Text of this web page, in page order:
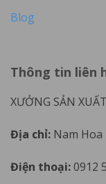
Blog
Thông tin liên
XƯỞNG SẢN
Địa chỉ: Nam
Điện thoại:0912